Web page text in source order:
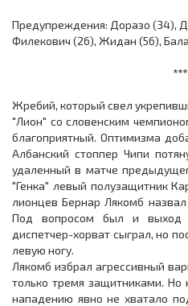
Предупреждения: Доразо (34),
Филекович (26), Жидан (56),
***
Жребий, который свел
"Лион" со словенским
благоприятный. Оптимизма
Албанский стоппер Чипи
удаленный в матче
"Генка" левый полузащитник
лионцев Бернар Лякомб
Под вопросом был и выход
диспетчер-хорват сыграл, но
левую ногу.
Лякомб избрал агрессивный
только тремя защитниками.
нападению явно не хватало